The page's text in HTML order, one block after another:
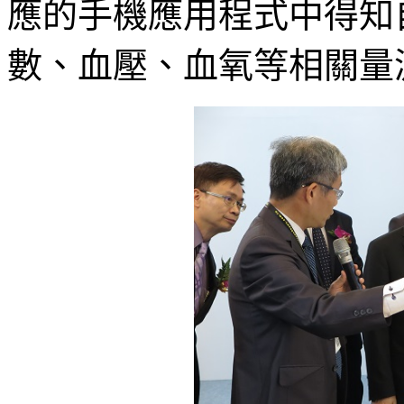
應的手機應用程式中得
數、血壓、血氧等相關